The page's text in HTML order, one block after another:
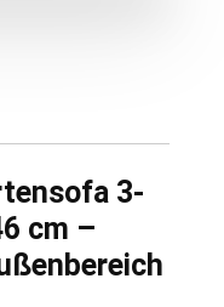
3-
cm –